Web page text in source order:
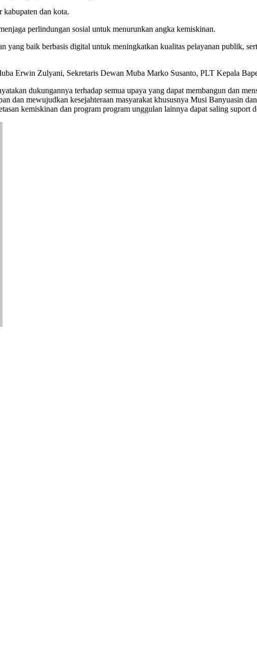
kabupaten dan kota.
perlindungan sosial untuk menurunkan angka kemiskinan.
yang baik berbasis digital untuk meningkatkan kualitas pelayanan publik,
Erwin Zulyani, Sekretaris Dewan Muba Marko Susanto, PLT Kepala
dukungannya terhadap semua upaya yang dapat membangun dan
dan mewujudkan kesejahteraan masyarakat khususnya Musi Banyuasin
kemiskinan dan program program unggulan lainnya dapat saling suport